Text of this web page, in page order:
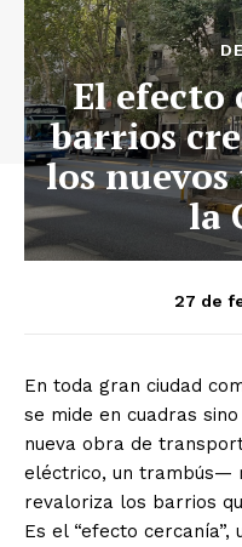
El efecto
barrios
los
la
27 de
En toda gran ciudad
se mide en cuadras
nueva obra de
eléctrico, un trambús—
revaloriza los barrios
Es el “efecto cercanía”,